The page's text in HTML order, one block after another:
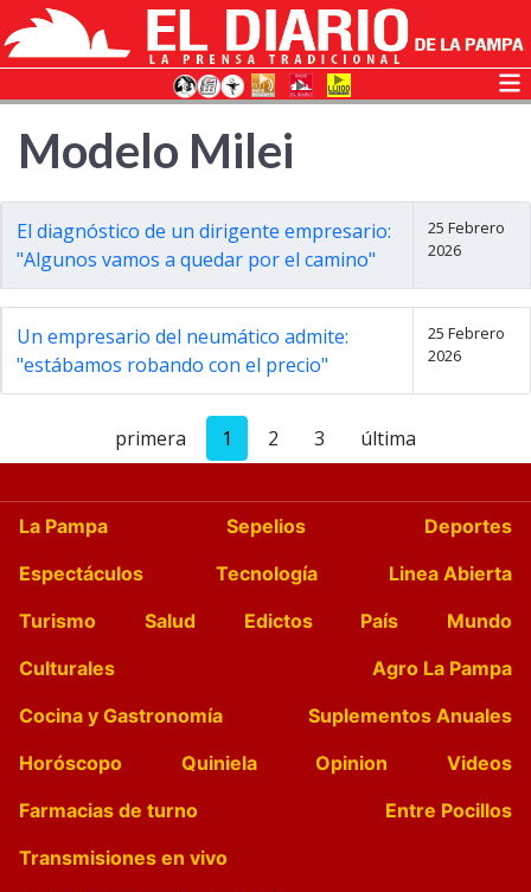
Modelo Milei
El diagnóstico de un dirigente empresario:
"Algunos vamos a quedar por el camino"
25 Febrero
2026
Un empresario del neumático admite:
"estábamos robando con el precio"
25 Febrero
2026
primera 1 2 3 última
La Pampa Sepelios
Deportes
Espectáculos
Tecnología
Linea Abierta
Turismo
Salud Edictos País
Mundo
Culturales
Agro La Pampa
Cocina y Gastronomía
Suplementos Anuales
Horóscopo
Quiniela Opinion
Videos
Farmacias de turno
Entre Pocillos
Transmisiones en vivo